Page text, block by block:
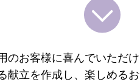
のお客様に喜んでいただ
献立を作成し、楽しめる